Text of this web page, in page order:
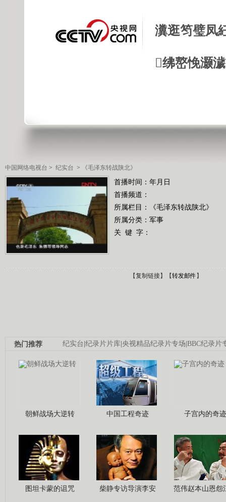
瀵逛笉璧凤
绋嶅悗灏
中国网络电视台 > 纪实台 > 《毛泽东转战陕北》
首播时间：年月日
首播频道：
所属栏目：
《毛泽东转战陕北》
所属分类：军事
关 键 字：
【复制链接】【转发邮件】
纪实台|纪录片片库|央视精品纪录片专场|BBC纪录片
热门推荐
朝鲜战场大逆转 中国工程奇迹 子宫内的奇迹
图坦卡蒙的诅咒 柴静专访导演李安 范伟赵本山恩怨